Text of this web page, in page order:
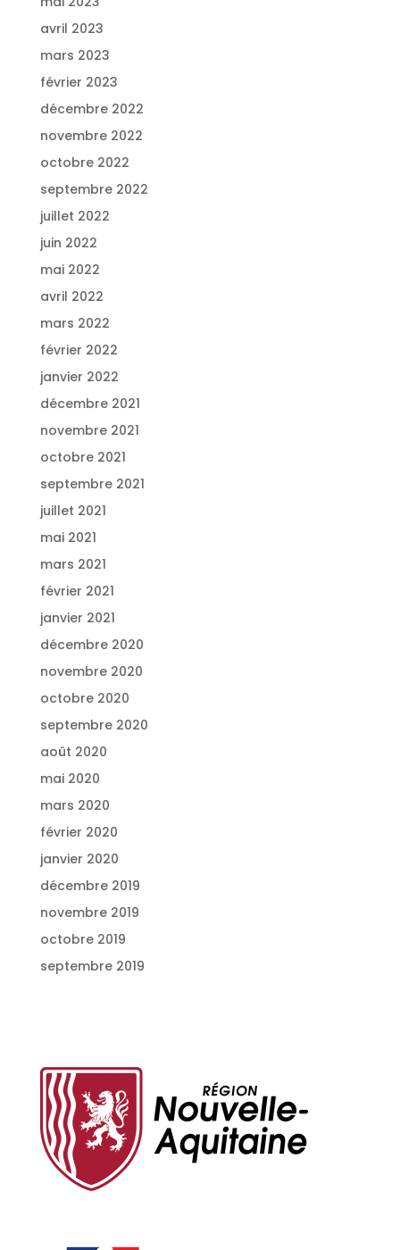
avril 2023
mars 2023
février 2023
décembre 2022
novembre 2022
octobre 2022
septembre 2022
juillet 2022
juin 2022
mai 2022
avril 2022
mars 2022
février 2022
janvier 2022
décembre 2021
novembre 2021
octobre 2021
septembre 2021
juillet 2021
mai 2021
mars 2021
février 2021
janvier 2021
décembre 2020
novembre 2020
octobre 2020
septembre 2020
août 2020
mai 2020
mars 2020
février 2020
janvier 2020
décembre 2019
novembre 2019
octobre 2019
septembre 2019